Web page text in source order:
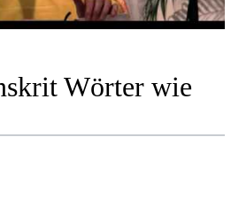
Wörter wie